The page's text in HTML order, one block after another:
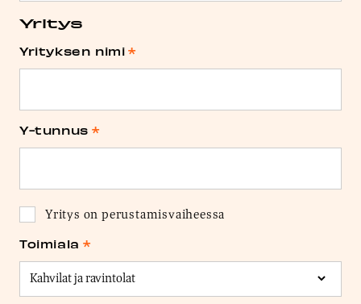
Yritys
Yrityksen nimi *
Y-tunnus *
Yrityksen
perustaminen
Yritys on perustamisvaiheessa
Toimiala *